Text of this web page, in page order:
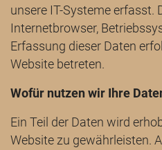
unsere IT-Systeme erfasst.
Internetbrowser,
Erfassung dieser Daten
Website betreten.
Wofür nutzen wir Ihre
Ein Teil der Daten wird
Website zu gewährleisten.